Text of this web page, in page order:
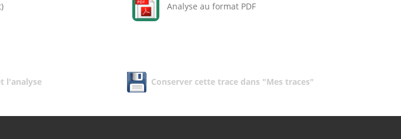
Analyse au format PDF
l'analyse Conserver cette trace dans "Mes traces"